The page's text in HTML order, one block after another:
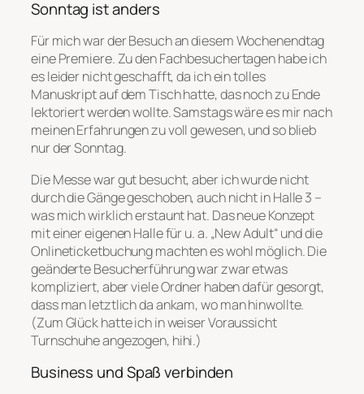
Sonntag ist anders
Für mich war der Besuch an diesem Wochenendtag
eine Premiere. Zu den Fachbesuchertagen habe ich
es leider nicht geschafft, da ich ein tolles
Manuskript auf dem Tisch hatte, das noch zu Ende
lektoriert werden wollte. Samstags wäre es mir nach
meinen Erfahrungen zu voll gewesen, und so blieb
nur der Sonntag.
Die Messe war gut besucht, aber ich wurde nicht
durch die Gänge geschoben, auch nicht in Halle 3 –
was mich wirklich erstaunt hat. Das neue Konzept
mit einer eigenen Halle für u. a. „New Adult“ und die
Onlineticketbuchung machten es wohl möglich. Die
geänderte Besucherführung war zwar etwas
kompliziert, aber viele Ordner haben dafür gesorgt,
dass man letztlich da ankam, wo man hinwollte.
(Zum Glück hatte ich in weiser Voraussicht
Turnschuhe angezogen, hihi.)
Business und Spaß verbinden